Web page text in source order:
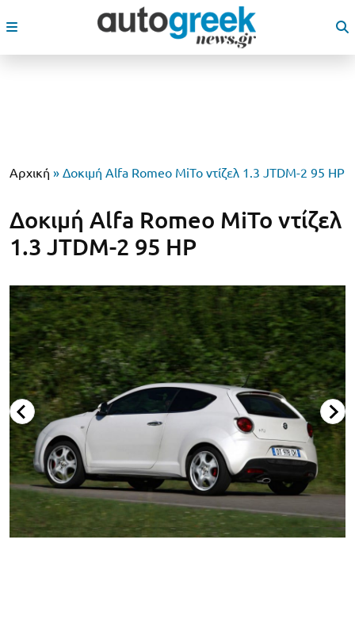
Αρχική » Δοκιμή Alfa Romeo MiTo ντίζελ 1.3 JTDM-2 95 HP
Δοκιμή Alfa Romeo MiTo ντίζελ
1.3 JTDM-2 95 HP